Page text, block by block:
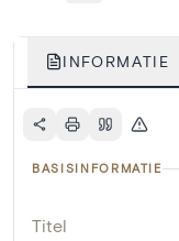
INFORMATIE
BASISINFORMATIE
Titel